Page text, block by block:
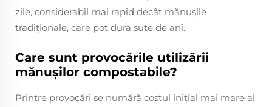
zile, considerabil mai rapid decât mănușile
tradiționale, care pot dura sute de ani.
Care sunt provocările utilizării
mănușilor compostabile?
Printre provocări se numără costul inițial mai mare al